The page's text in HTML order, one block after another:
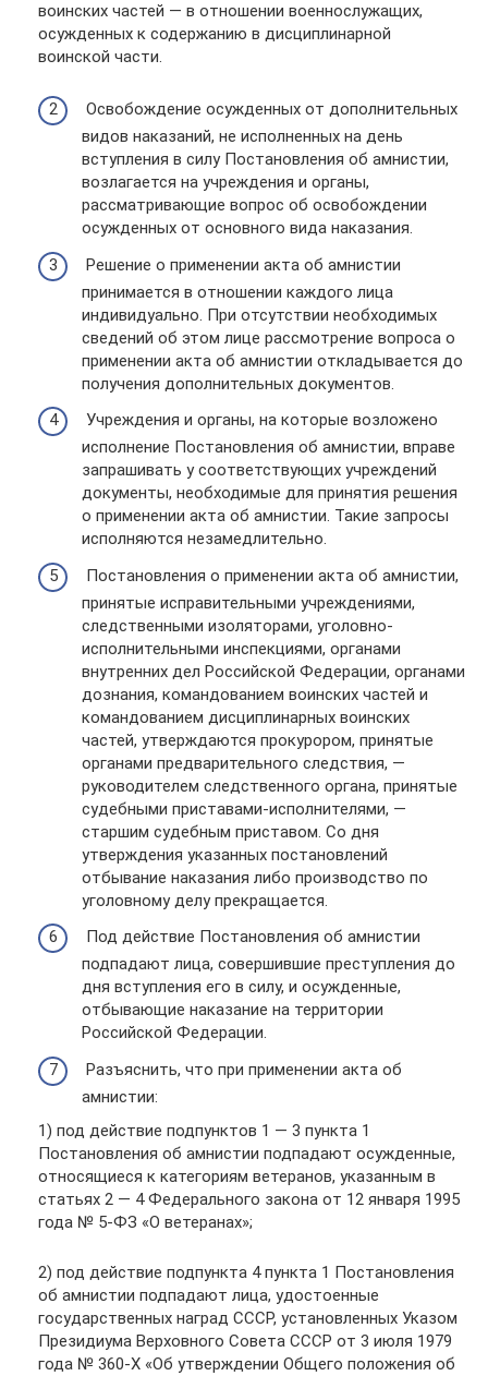
воинских частей — в отношении военнослужащих,
осужденных к содержанию в дисциплинарной
воинской части.
Освобождение осужденных от дополнительных
видов наказаний, не исполненных на день
вступления в силу Постановления об амнистии,
возлагается на учреждения и органы,
рассматривающие вопрос об освобождении
осужденных от основного вида наказания.
Решение о применении акта об амнистии
принимается в отношении каждого лица
индивидуально. При отсутствии необходимых
сведений об этом лице рассмотрение вопроса о
применении акта об амнистии откладывается до
получения дополнительных документов.
Учреждения и органы, на которые возложено
исполнение Постановления об амнистии, вправе
запрашивать у соответствующих учреждений
документы, необходимые для принятия решения
о применении акта об амнистии. Такие запросы
исполняются незамедлительно.
Постановления о применении акта об амнистии,
принятые исправительными учреждениями,
следственными изоляторами, уголовно-
исполнительными инспекциями, органами
внутренних дел Российской Федерации, органами
дознания, командованием воинских частей и
командованием дисциплинарных воинских
частей, утверждаются прокурором, принятые
органами предварительного следствия, —
руководителем следственного органа, принятые
судебными приставами-исполнителями, —
старшим судебным приставом. Со дня
утверждения указанных постановлений
отбывание наказания либо производство по
уголовному делу прекращается.
Под действие Постановления об амнистии
подпадают лица, совершившие преступления до
дня вступления его в силу, и осужденные,
отбывающие наказание на территории
Российской Федерации.
Разъяснить, что при применении акта об
амнистии:
1) под действие подпунктов 1 — 3 пункта 1
Постановления об амнистии подпадают осужденные,
относящиеся к категориям ветеранов, указанным в
статьях 2 — 4 Федерального закона от 12 января 1995
года № 5-ФЗ «О ветеранах»;
2) под действие подпункта 4 пункта 1 Постановления
об амнистии подпадают лица, удостоенные
государственных наград СССР, установленных Указом
Президиума Верховного Совета СССР от 3 июля 1979
года № 360-Х «Об утверждении Общего положения об